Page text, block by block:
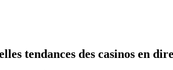
tendances des casinos en